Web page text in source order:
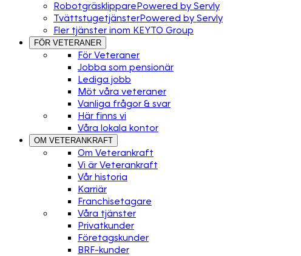
RobotgräsklipparePowered by Servly
TvättstugetjänsterPowered by Servly
Fler tjänster inom KEYTO Group
FÖR VETERANER
För Veteraner
Jobba som pensionär
Lediga jobb
Möt våra veteraner
Vanliga frågor & svar
Här finns vi
Våra lokala kontor
OM VETERANKRAFT
Om Veterankraft
Vi är Veterankraft
Vår historia
Karriär
Franchisetagare
Våra tjänster
Privatkunder
Företagskunder
BRF-kunder